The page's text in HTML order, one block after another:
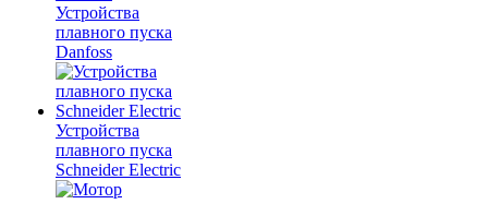
Устройства
плавного пуска
Danfoss
Устройства
плавного пуска
Schneider Electric